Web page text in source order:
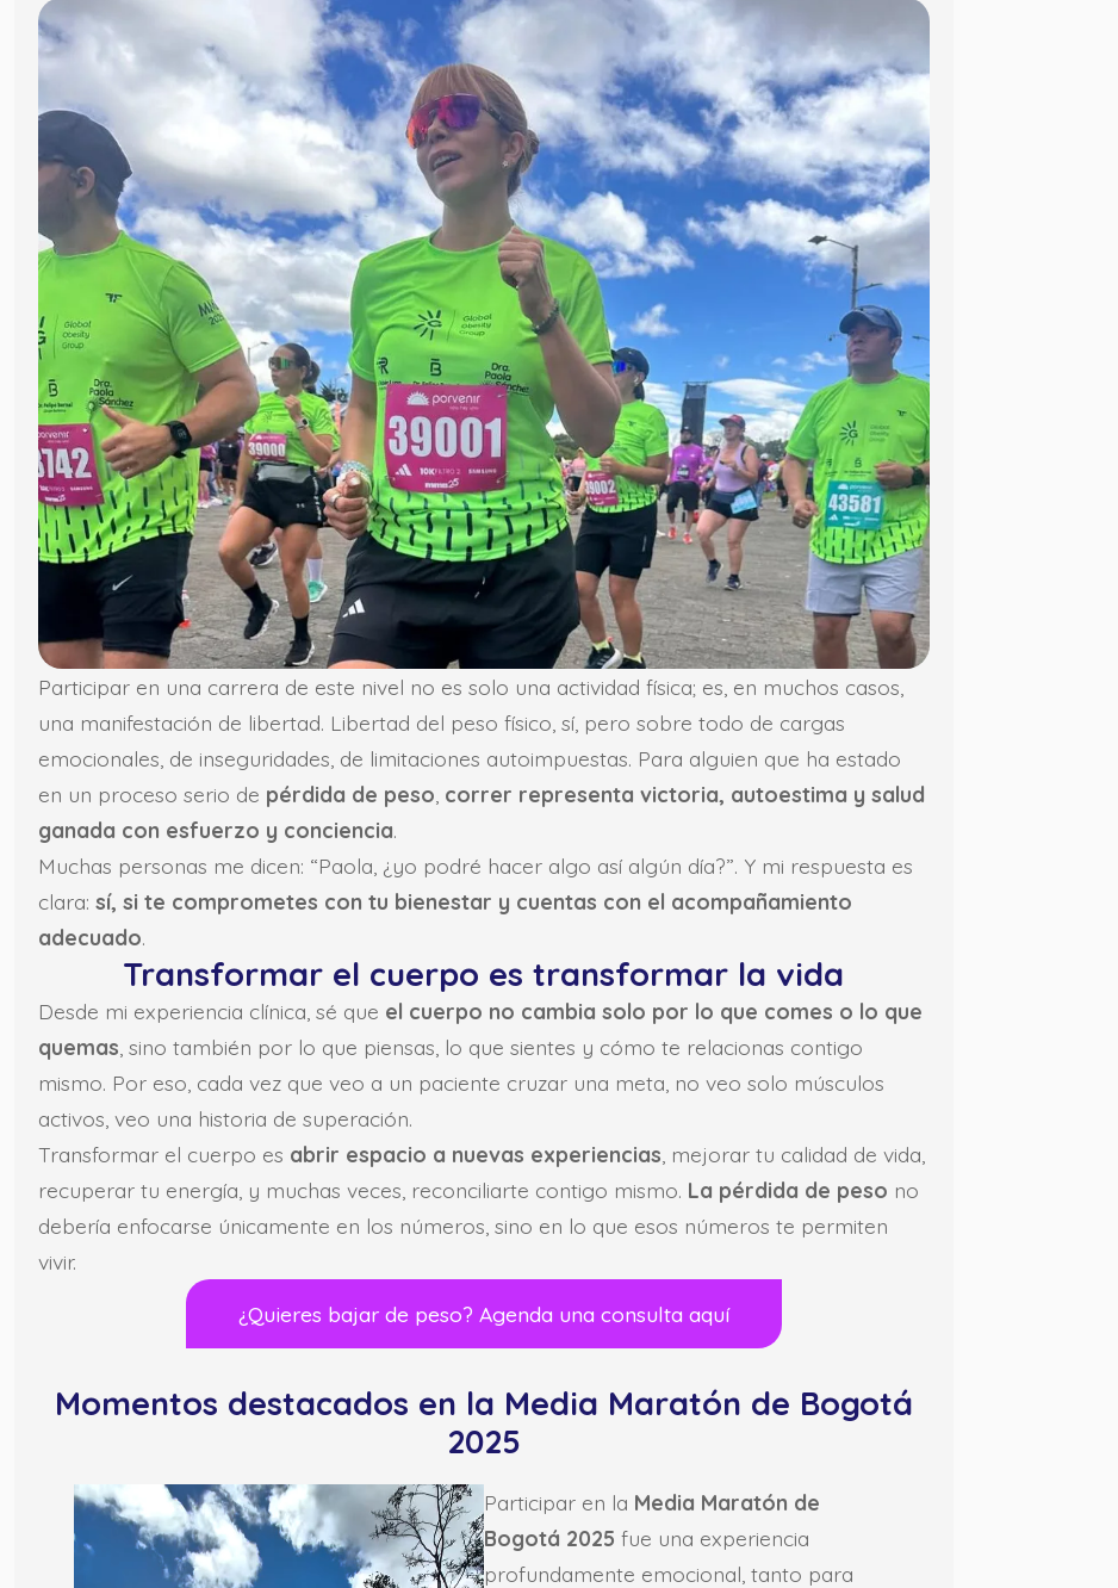
Participar en una carrera de este nivel no es solo una actividad física; es, en muchos casos,
una manifestación de libertad. Libertad del peso físico, sí, pero sobre todo de cargas
emocionales, de inseguridades, de limitaciones autoimpuestas. Para alguien que ha estado
en un proceso serio de pérdida de peso correr representa victoria, autoestima y salud
ganada con esfuerzo y conciencia.
Muchas personas me dicen: “Paola, ¿yo podré hacer algo así algún día?”. Y mi respuesta es
clara: sí, si te comprometes con tu bienestar y cuentas con el acompañamiento
adecuado.
Transformar el cuerpo es transformar la vida
Desde mi experiencia clínica, sé que el cuerpo no cambia solo por lo que comes o lo que
quemas , sino también por lo que piensas, lo que sientes y cómo te relacionas contigo
mismo. Por eso, cada vez que veo a un paciente cruzar una meta, no veo solo músculos
activos, veo una historia de superación.
Transformar el cuerpo es abrir espacio a nuevas experiencias , mejorar tu calidad de vida,
recuperar tu energía, y muchas veces, reconciliarte contigo mismo. La pérdida de peso no
debería enfocarse únicamente en los números, sino en lo que esos números te permiten
vivir.
¿Quieres bajar de peso? Agenda una consulta aquí
Momentos destacados en la Media Maratón de Bogotá
2025
Participar en la Media Maratón de
Bogotá 2025 fue una experiencia
profundamente emocional, tanto para